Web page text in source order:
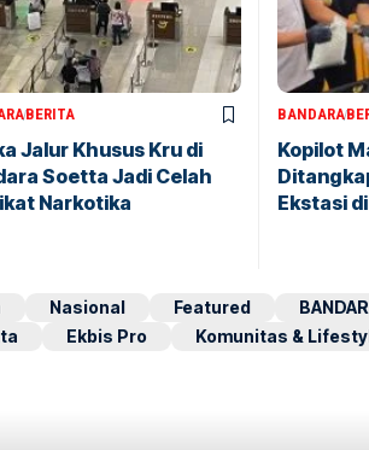
BERITA
Jalur Khusus Kru di
Soetta Jadi Celah
Narkotika
BANDARA
Kopilot
Ekstasi
Nasional Featured
Ekbis Pro Komunitas &